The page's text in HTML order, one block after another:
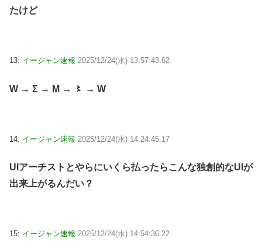
たけど
13: イージャン速報 2025/12/24(水) 13:57:43.62
W → Σ → M → 〻 → W
14: イージャン速報 2025/12/24(水) 14:24:45.17
UIアーチストとやらにいくら払ったらこんな独創的なUIが
出来上がるんだい？
15: イージャン速報 2025/12/24(水) 14:54:36.22